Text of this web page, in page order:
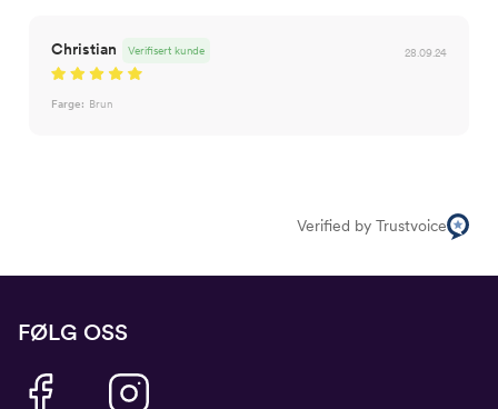
Christian 28.09.24
Verifisert kunde
Farge: Brun
Verified by Trustvoice
FØLG OSS